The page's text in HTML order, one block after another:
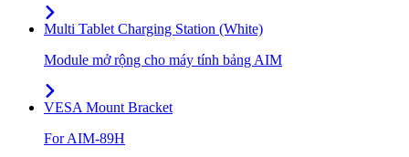
Multi Tablet Charging Station (White)
Module mở rộng cho máy tính bảng AIM
VESA Mount Bracket
For AIM-89H